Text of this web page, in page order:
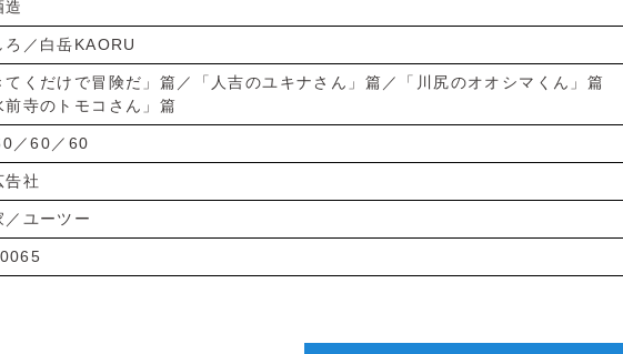
造
ろ／白岳KAORU
てくだけで冒険だ」篇／「人吉のユキナさん」篇／「川尻のオオシマくん」篇
前寺のトモコさん」篇
／60／60
告社
／ユーツー